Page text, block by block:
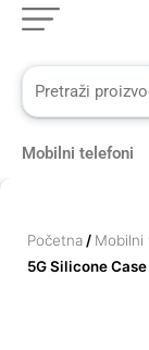
Skip
content
Mobilni telefoni
Početna / Mobilni
5G Silicone